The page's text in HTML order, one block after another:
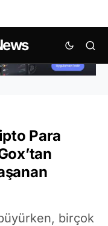
Para
birçok